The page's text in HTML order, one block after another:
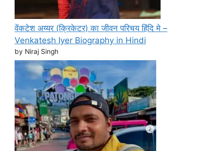
वेंकटेश अय्यर (क्रिकेटर) का जीवन परिचय हिंदि मे –
Venkatesh Iyer Biography in Hindi
by Niraj Singh